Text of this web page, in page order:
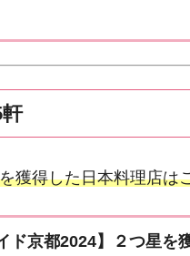
を獲得した日本料理店は
ド京都2024】２つ星を